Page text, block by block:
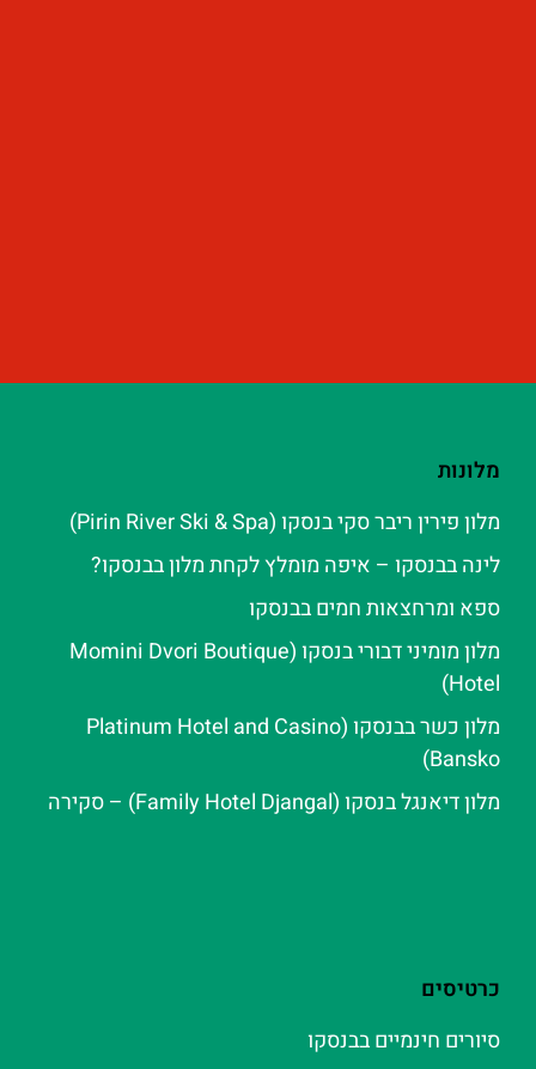
מלונות
מלון פירין ריבר סקי בנסקו (Pirin River Ski & Spa‬)
לינה בבנסקו – איפה מומלץ לקחת מלון בבנסקו?
ספא ומרחצאות חמים בבנסקו
מלון מומיני דבורי בנסקו (Momini Dvori Boutique
Hotel)
מלון כשר בבנסקו (Platinum Hotel and Casino
Bansko)
מלון דיאנגל בנסקו (Family Hotel Djangal) – סקירה
כרטיסים
סיורים חינמיים בבנסקו